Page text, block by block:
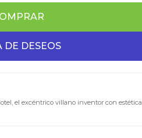
el excéntrico villano inventor con estética